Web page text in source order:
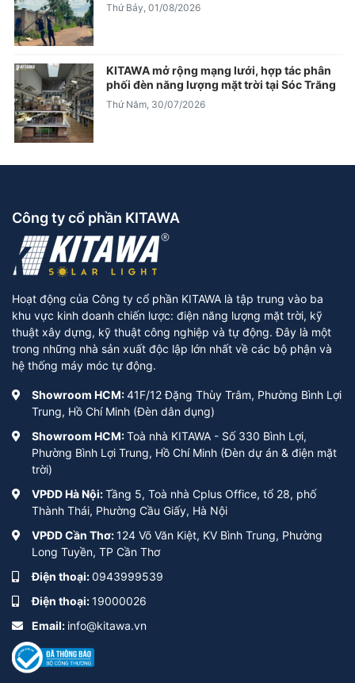
Thứ Bảy, 01/08/2026
KITAWA mở rộng mạng lưới, hợp tác phân
phối đèn năng lượng mặt trời tại Sóc Trăng
Thứ Năm, 30/07/2026
Công ty cổ phần KITAWA
Hoạt động của Công ty cổ phần KITAWA là tập trung vào ba
khu vực kinh doanh chiến lược: điện năng lượng mặt trời, kỹ
thuật xây dựng, kỹ thuật công nghiệp và tự động. Đây là một
trong những nhà sản xuất độc lập lớn nhất về các bộ phận và
hệ thống máy móc tự động.
Showroom HCM:41F/12 Đặng Thùy Trâm, Phường Bình Lợi
Trung, Hồ Chí Minh (Đèn dân dụng)
Showroom HCM:Toà nhà KITAWA - Số 330 Bình Lợi,
Phường Bình Lợi Trung, Hồ Chí Minh (Đèn dự án & điện mặt
trời)
VPĐD Hà Nội:Tầng 5, Toà nhà Cplus Office, tổ 28, phố
Thành Thái, Phường Cầu Giấy, Hà Nội
VPĐD Cần Thơ:124 Võ Văn Kiệt, KV Bình Trung, Phường
Long Tuyền, TP Cần Thơ
Điện thoại:0943999539
Điện thoại:19000026
Email: info@kitawa.vn